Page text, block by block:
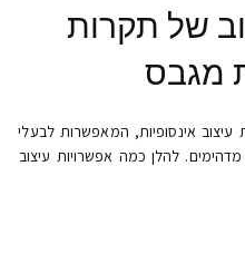
של תקרות
מגבס
אינסופיות, המאפשרות לבעלי
מדהימים. להלן כמה אפשרויות עיצוב